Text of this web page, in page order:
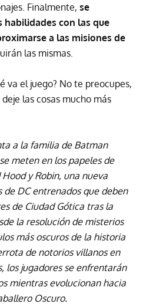
Finalmente, se
habilidades con las que
a las misiones de
las mismas.
va el juego? No te preocupes,
las cosas mucho más
a la familia de Batman
meten en los papeles de
y Robin, una nueva
DC entrenados que deben
de Ciudad Gótica tras la
la resolución de misterios
más oscuros de la historia
de notorios villanos en
los jugadores se enfrentarán
mientras evolucionan hacia
Oscuro.